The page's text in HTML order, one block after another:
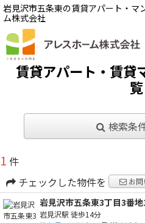
岩見沢市五条東の賃貸アパート・マ
ム株式会社
賃貸アパート・賃貸
覧
検索条
1 件
チェックした物件を
お問
岩見沢市五条東3丁目3番地
岩見沢駅 徒歩14分